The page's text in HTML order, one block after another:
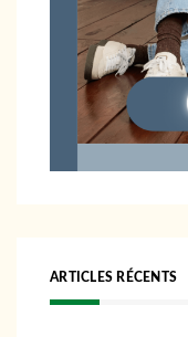
ARTICLES RÉCENTS